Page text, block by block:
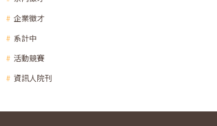
企業徵才
系計中
活動競賽
資訊人院刊